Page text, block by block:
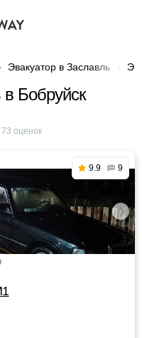
Эвакуатор в Заславль
в Бобруйск
73 оценок
9.9 9